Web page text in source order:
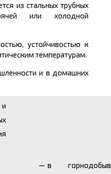
из стальных трубных
или холодной
устойчивостью к
температурам.
и в домашних
в